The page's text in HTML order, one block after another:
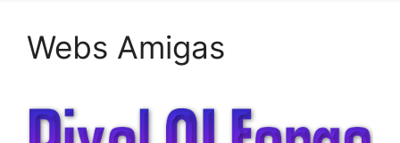
Webs Amigas